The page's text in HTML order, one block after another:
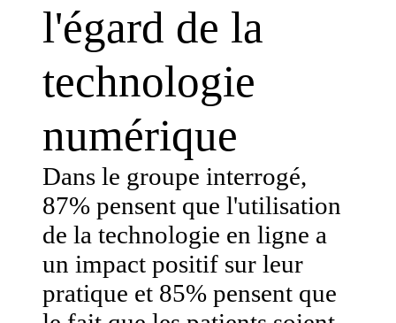
l'égard de la
technologie
numérique
Dans le groupe interrogé,
87% pensent que l'utilisation
de la technologie en ligne a
un impact positif sur leur
pratique et 85% pensent que